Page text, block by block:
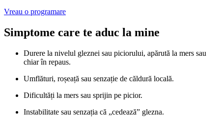
Vreau o programare
Simptome care te aduc la mine
Durere la nivelul gleznei sau piciorului, apărută la mers sau
chiar în repaus.
Umflături, roșeață sau senzație de căldură locală.
Dificultăți la mers sau sprijin pe picior.
Instabilitate sau senzația că „cedează” glezna.